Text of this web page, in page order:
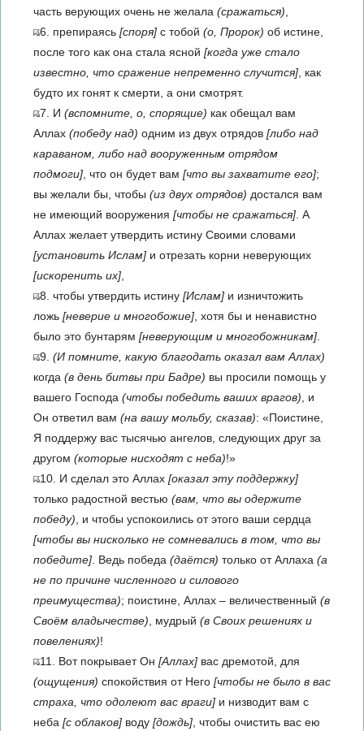
часть верующих очень не желала (сражаться)
6. препираясь [споря] с тобой (о, Пророк) об истине,
после того как она стала ясной [когда уже стало
известно, что сражение непременно случится] , как
будто их гонят к смерти, а они смотрят.
7. И (вспомните, о, спорящие) как обещал вам
Аллах (победу над) одним из двух отрядов [либо над
караваном, либо над вооруженным отрядом
подмоги] , что он будет вам [что вы захватите его];
вы желали бы, чтобы (из двух отрядов) достался вам
не имеющий вооружения [чтобы не сражаться] . А
Аллах желает утвердить истину Своими словами
[установить Ислам] и отрезать корни неверующих
[искоренить их]
8. чтобы утвердить истину [Ислам] и изничтожить
ложь [неверие и многобожие] , хотя бы и ненавистно
было это бунтарям [неверующим и многобожникам]
9. (И помните, какую благодать оказал вам Аллах)
когда (в день битвы при Бадре) вы просили помощь у
вашего Господа (чтобы победить ваших врагов) , и
Он ответил вам (на вашу мольбу, сказав): «Поистине,
Я поддержу вас тысячью ангелов, следующих друг за
другом (которые нисходят с неба)!»
10. И сделал это Аллах [оказал эту поддержку]
только радостной вестью (вам, что вы одержите
победу) , и чтобы успокоились от этого ваши сердца
[чтобы вы нисколько не сомневались в том, что вы
победите] . Ведь победа (даётся) только от Аллаха (а
не по причине численного и силового
преимущества); поистине, Аллах – величественный (в
Своём владычестве) , мудрый (в Своих решениях и
повелениях)!
11. Вот покрывает Он [Аллах] вас дремотой, для
(ощущения) спокойствия от Него [чтобы не было в вас
страха, что одолеют вас враги] и низводит вам с
неба [с облаков] воду [дождь] , чтобы очистить вас ею